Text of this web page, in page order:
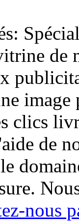
de
clics
de
nous